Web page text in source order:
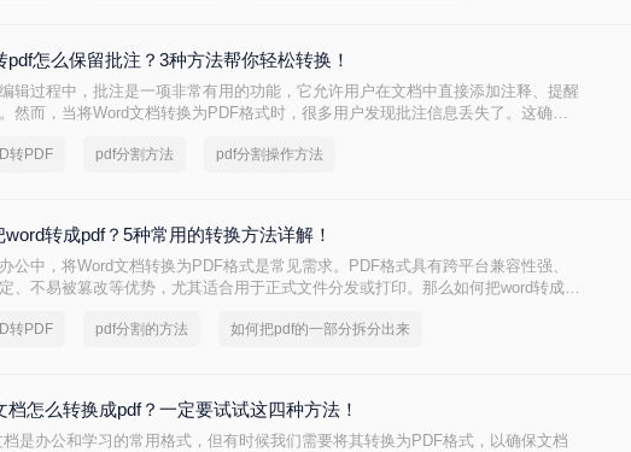
pdf怎么保留批注？3种方法帮你轻松转换！
辑过程中，批注是一项非常有用的功能，它允许用户在文档中直接添加注释、提醒
然而，当将Word文档转换为PDF格式时，很多用户发现批注信息丢失了。这确实
文将为您提供解决方案。
转PDF pdf分割方法 pdf分割操作方法
word转成pdf？5种常用的转换方法详解！
公中，将Word文档转换为PDF格式是常见需求。PDF格式具有跨平台兼容性强、
、不易被篡改等优势，尤其适合用于正式文件分发或打印。那么如何把word转成
转PDF pdf分割的方法 如何把pdf的一部分拆分出来
档怎么转换成pdf？一定要试试这四种方法！
档是办公和学习的常用格式，但有时候我们需要将其转换为PDF格式，以确保文档